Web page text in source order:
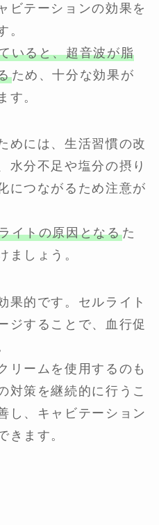
ビテーションの効果を
。
いると、超音波が脂
ため、十分な効果が
す。
めには、生活習慣の改
水分不足や塩分の摂り
につながるため注意が
イトの原因となるた
ましょう。
果的です。セルライト
ジすることで、血行促
リームを使用するのも
対策を継続的に行うこ
し、キャビテーション
きます。